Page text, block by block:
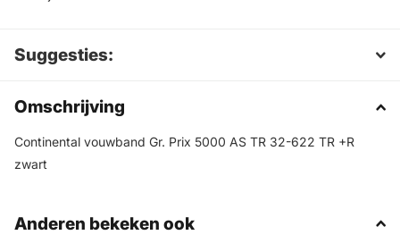
Suggesties:
Omschrijving
Continental vouwband Gr. Prix 5000 AS TR 32-622 TR +R
zwart
Anderen bekeken ook